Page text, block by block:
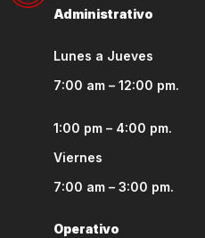
Administrativo
Lunes a Jueves
7:00 am – 12:00 pm.
1:00 pm – 4:00 pm.
Viernes
7:00 am – 3:00 pm.
Operativo